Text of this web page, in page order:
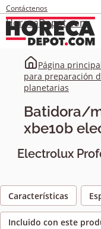
Contáctenos
HorecaDepot.com
Página
para preparación
planetarias
Batidora/
xbe10b
Electrolux
Características
Incluido con este